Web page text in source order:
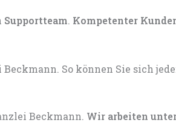
Supportteam. Kompetenter
Beckmann. Wir arbeiten